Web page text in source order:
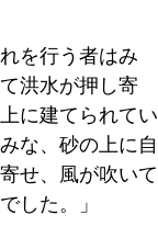
を行う者はみ
洪水が押し寄
に建てられてい
な、砂の上に自
せ、風が吹いて
した。」